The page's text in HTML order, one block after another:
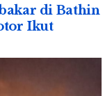
di Bathin
Ikut